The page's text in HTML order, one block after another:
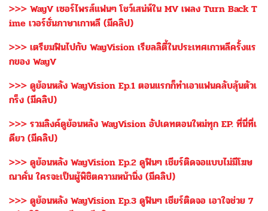
>>> WayV เซอร์ไพรส์แฟนๆ โชว์เสน่ห์ใน MV เพลง Turn Back T
ime เวอร์ชั่นภาษาเกาหลี (มีคลิป)
>>> เตรียมฟินไปกับ WayVision เรียลลิตี้ในประเทศเกาหลีครั้งแร
กของ WayV
>>> ดูย้อนหลัง WayVision Ep.1 ตอนแรกก็ทำเอาแฟนคลับลุ้นตัวเ
กร็ง (มีคลิป)
>>> รวมลิงค์ดูย้อนหลัง WayVision อัปเดทตอนใหม่ทุก EP. ที่นี่ที่เ
ดียว (มีคลิป)
>>> ดูย้อนหลัง WayVision Ep.2 ดูฟินๆ เชียร์ติดจอแบบไม่มีโฆษ
ณาคั่น ใครจะเป็นผู้พิชิตความหน้านิ่ง (มีคลิป)
>>> ดูย้อนหลัง WayVision Ep.3 ดูฟินๆ เชียร์ติดจอ เอาใจช่วย 7